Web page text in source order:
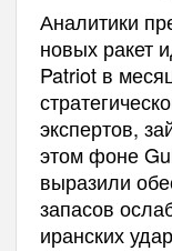
Аналитики
новых ракет
Patriot в
экспертов,
этом фоне
выразили
запасов
иранских